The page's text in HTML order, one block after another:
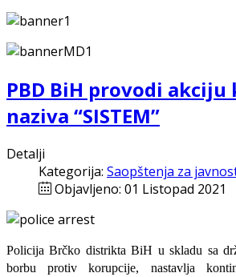
PBD BiH provodi akciju
naziva “SISTEM”
Detalji
Kategorija: Saopštenja za
Objavljeno: 01 Listopad 2021
Policija Brčko distrikta BiH u skladu sa
borbu protiv korupcije, nastavlja